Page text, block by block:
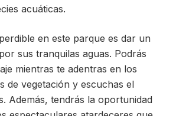
acuáticas.
en este parque es dar un
sus tranquilas aguas. Podrás
mientras te adentras en los
de vegetación y escuchas el
Además, tendrás la oportunidad